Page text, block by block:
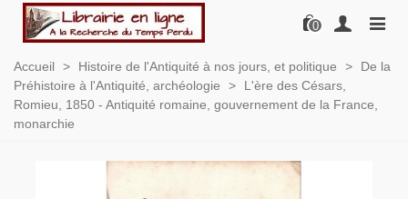
0
Accueil > Histoire de l'Antiquité à nos jours, et politique >
De la
Préhistoire à l'Antiquité, archéologie
>
L'ère des Césars,
Romieu, 1850 - Antiquité romaine, gouvernement de la France,
monarchie